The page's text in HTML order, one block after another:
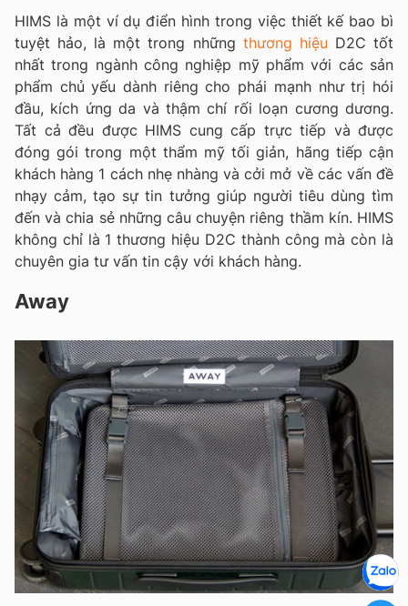
HIMS là một ví dụ điển hình trong việc thiết kế bao bì
tuyệt hảo, là một trong những thương hiệu D2C tốt
nhất trong ngành công nghiệp mỹ phẩm với các sản
phẩm chủ yếu dành riêng cho phái mạnh như trị hói
đầu, kích ứng da và thậm chí rối loạn cương dương.
Tất cả đều được HIMS cung cấp trực tiếp và được
đóng gói trong một thẩm mỹ tối giản, hãng tiếp cận
khách hàng 1 cách nhẹ nhàng và cởi mở về các vấn đề
nhạy cảm, tạo sự tin tưởng giúp người tiêu dùng tìm
đến và chia sẻ những câu chuyện riêng thầm kín. HIMS
không chỉ là 1 thương hiệu D2C thành công mà còn là
chuyên gia tư vấn tin cậy với khách hàng.
Away